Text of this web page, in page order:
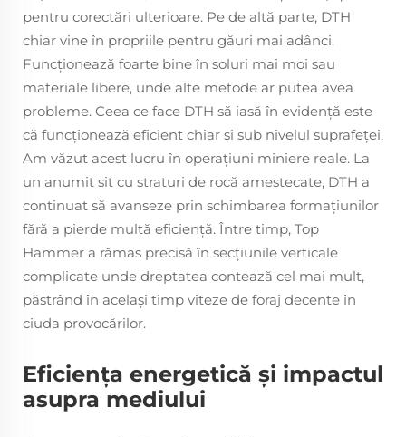
pentru corectări ulterioare. Pe de altă parte, DTH
chiar vine în propriile pentru găuri mai adânci.
Funcționează foarte bine în soluri mai moi sau
materiale libere, unde alte metode ar putea avea
probleme. Ceea ce face DTH să iasă în evidenţă este
că funcţionează eficient chiar şi sub nivelul suprafeţei.
Am văzut acest lucru în operațiuni miniere reale. La
un anumit sit cu straturi de rocă amestecate, DTH a
continuat să avanseze prin schimbarea formaţiunilor
fără a pierde multă eficienţă. Între timp, Top
Hammer a rămas precisă în secţiunile verticale
complicate unde dreptatea contează cel mai mult,
păstrând în acelaşi timp viteze de foraj decente în
ciuda provocărilor.
Eficiența energetică și impactul
asupra mediului